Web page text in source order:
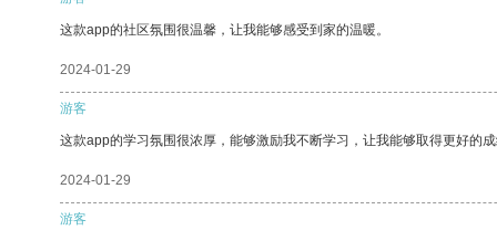
这款app的社区氛围很温馨，让我能够感受到家的温暖。
2024-01-29
游客
这款app的学习氛围很浓厚，能够激励我不断学习，让我能够取得更好的成
2024-01-29
游客